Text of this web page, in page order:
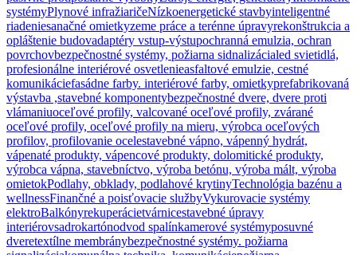
systémyPlynové infražiaričeNízkoenergetické stavbyinteligentné
riadeniesanačné omietkyzeme práce a terénne úpravyrekonštrukcia a
opláštenie budovadaptéry vstup-výstupochranná emulzia, ochran
povrchovbezpečnostné systémy, požiarna sidnalizácialed svietidlá,
profesionálne interiérové osvetlenieasfaltové emulzie, cestné
komunikáciefasádne farby. interiérové farby, omietkyprefabrikovaná
výstavba ,stavebné komponentybezpečnostné dvere, dvere proti
vlámaniuoceľové profily, valcované oceľové profily, zvárané
oceľové profily, oceľové profily na mieru, výrobca oceľových
profilov, profilovanie ocelestavebné vápno, vápenný hydrát,
vápenaté produkty, vápencové produkty, dolomitické produkty,
výrobca vápna, stavebníctvo, výroba betónu, výroba mált, výroba
omietokPodlahy, obklady, podlahové krytinyTechnológia bazénu a
wellnessFinančné a poisťovacie službyVykurovacie systémy
elektroBalkónyrekuperácietvárnicestavebné úpravy
interiérovsadrokartónodvod spalínkamerové systémyposuvné
dveretextílne membránybezpečnostné systémy. požiarna